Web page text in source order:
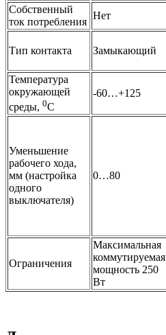
Собственный
ток потребления
Нет
Тип контакта Замыкающий
Температура
окружающей
среды, 0С
-60…+125
Уменьшение
рабочего хода,
мм (настройка
одного
выключателя)
0…80
Ограничения
Максимальная
коммутируемая
мощность 250
Вт